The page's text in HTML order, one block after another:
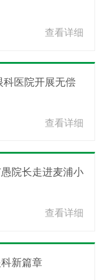
查看详细
科医院开展无偿
查看详细
院长走进麦浦小
查看详细
新篇章